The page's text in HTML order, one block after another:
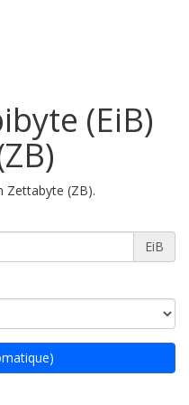
(EiB)
Zettabyte (ZB).
EiB